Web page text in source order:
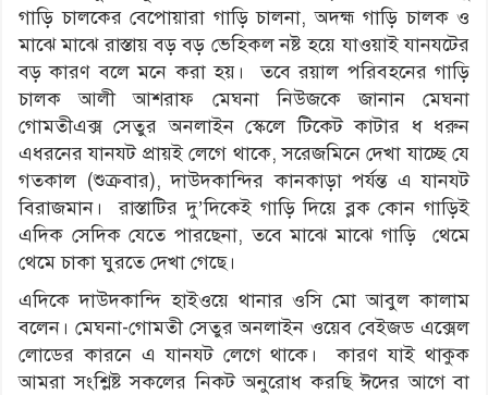
গাড়ি চালকের বেপোয়ারা গাড়ি চালনা, অদহ্ম গাড়ি চালক ও
মাঝে মাঝে রাস্তায় বড় বড় ভেহিকল নষ্ট হয়ে যাওয়াই যানযটের
বড় কারণ বলে মনে করা হয়। তবে রয়াল পরিবহনের গাড়ি
চালক আলী আশরাফ মেঘনা নিউজকে জানান মেঘনা
গোমতীএক্স সেতুর অনলাইন স্কেলে টিকেট কাটার ধ ধরুন
এধরনের যানযট প্রায়ই লেগে থাকে, সরেজমিনে দেখা যাচ্ছে যে
গতকাল (শুক্রবার), দাউদকান্দির কানকাড়া পর্যন্ত এ যানযট
বিরাজমান। রাস্তাটির দু’দিকেই গাড়ি দিয়ে ব্লক কোন গাড়িই
এদিক সেদিক যেতে পারছেনা, তবে মাঝে মাঝে গাড়ি থেমে
থেমে চাকা ঘুরতে দেখা গেছে।
এদিকে দাউদকান্দি হাইওয়ে থানার ওসি মো আবুল কালাম
বলেন। মেঘনা-গোমতী সেতুর অনলাইন ওয়েব বেইজড এক্সেল
লোডের কারনে এ যানযট লেগে থাকে। কারণ যাই থাকুক
আমরা সংশ্লিষ্ট সকলের নিকট অনুরোধ করছি ঈদের আগে বা